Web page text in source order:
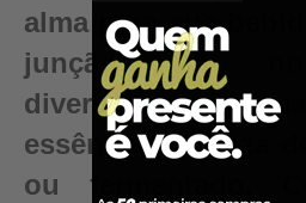
alma para sua
junção da
diversidade de
essência e pureza
ou fermentado.